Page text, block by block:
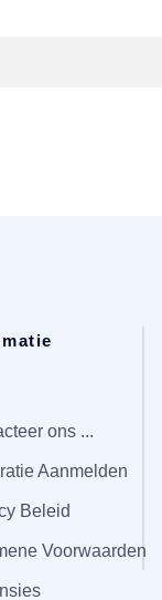
ons ...
Aanmelden
Beleid
Voorwaarden